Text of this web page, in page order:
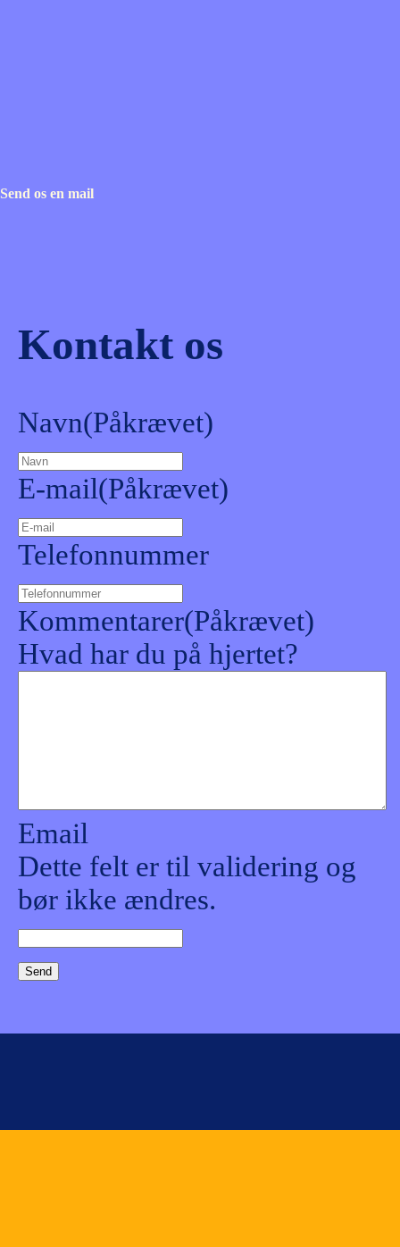
Send os en mail
Kontakt os
Navn(Påkrævet)
E-mail(Påkrævet)
Telefonnummer
Kommentarer(Påkrævet)
Hvad har du på hjertet?
Email
Dette felt er til validering og
bør ikke ændres.